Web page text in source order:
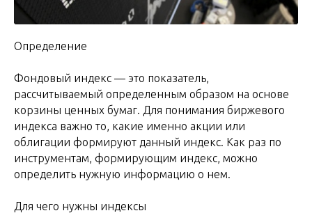
Определение
Фондовый индекс — это показатель,
рассчитываемый определенным образом на основе
корзины ценных бумаг. Для понимания биржевого
индекса важно то, какие именно акции или
облигации формируют данный индекс. Как раз по
инструментам, формирующим индекс, можно
определить нужную информацию о нем.
Для чего нужны индексы